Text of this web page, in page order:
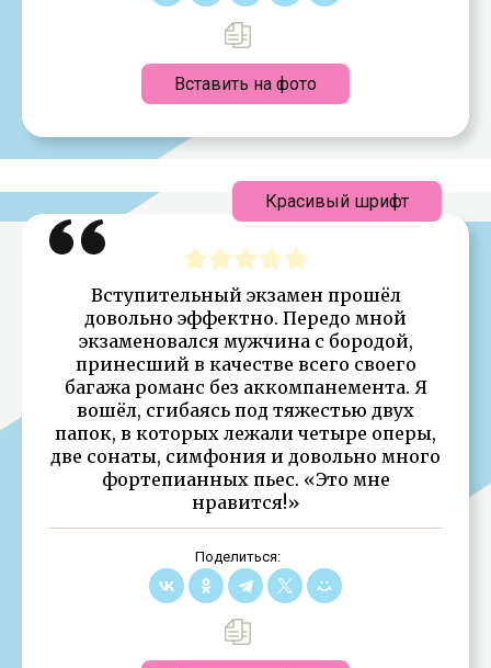
Вставить на фото
Вступительный экзамен прошёл
довольно эффектно. Передо мной
экзаменовался мужчина с бородой,
принесший в качестве всего своего
багажа романс без аккомпанемента. Я
вошёл, сгибаясь под тяжестью двух
папок, в которых лежали четыре оперы,
две сонаты, симфония и довольно много
фортепианных пьес. «Это мне
нравится!»
Поделиться:
Красивый шрифт